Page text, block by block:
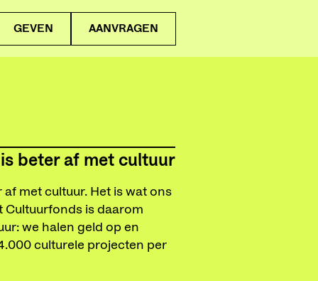
GEVEN AANVRAGEN
beter af met cultuur
af met cultuur. Het is wat ons
Cultuurfonds is daarom
we halen geld op en
culturele projecten per